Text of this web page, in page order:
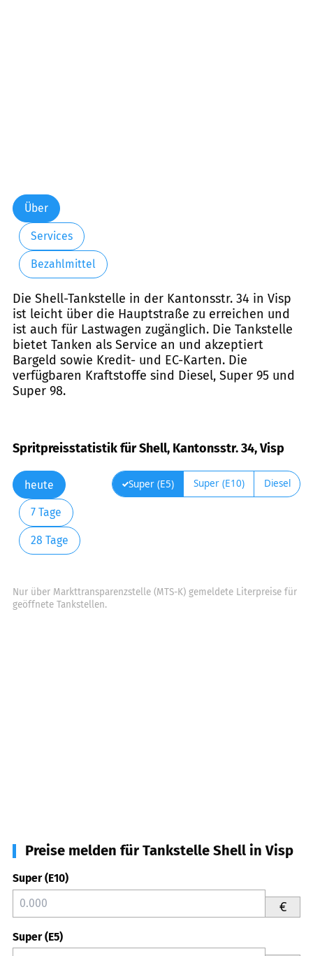
Über
Services
Bezahlmittel
Die Shell-Tankstelle in der Kantonsstr. 34 in Visp
ist leicht über die Hauptstraße zu erreichen und
ist auch für Lastwagen zugänglich. Die Tankstelle
bietet Tanken als Service an und akzeptiert
Bargeld sowie Kredit- und EC-Karten. Die
verfügbaren Kraftstoffe sind Diesel, Super 95 und
Super 98.
Spritpreisstatistik für Shell, Kantonsstr. 34, Visp
heute
7 Tage
28 Tage
Super (E5) Super (E10) Diesel
Nur über Markttransparenzstelle (MTS-K) gemeldete Literpreise für
geöffnete Tankstellen.
Preise melden für Tankstelle Shell in Visp
Super (E10)
€
Super (E5)